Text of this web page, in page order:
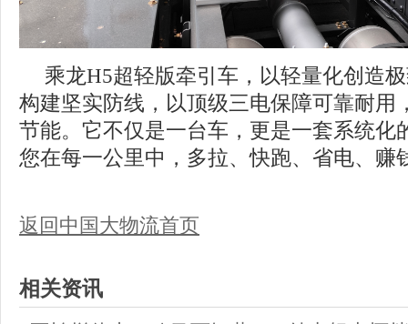
乘龙H5超轻版牵引车，以轻量化创造
构建坚实防线，以顶级三电保障可靠耐用
节能。它不仅是一台车，更是一套系统
您在每一公里中，多拉、快跑、省电、赚
返回中国大物流首页
相关资讯